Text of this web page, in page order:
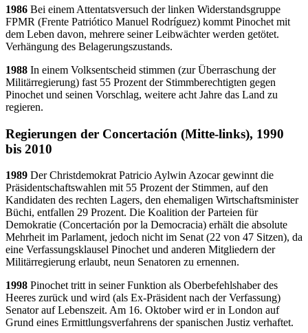
1986 Bei einem Attentatsversuch der linken Widerstandsgruppe
FPMR (Frente Patriótico Manuel Rodríguez) kommt Pinochet mit
dem Leben davon, mehrere seiner Leibwächter werden getötet.
Verhängung des Belagerungszustands.
1988 In einem Volksentscheid stimmen (zur Überraschung der
Militärregierung) fast 55 Prozent der Stimmberechtigten gegen
Pinochet und seinen Vorschlag, weitere acht Jahre das Land zu
regieren.
Regierungen der Concertación (Mitte-links), 1990
bis 2010
1989 Der Christdemokrat Patricio Aylwin Azocar gewinnt die
Präsidentschaftswahlen mit 55 Prozent der Stimmen, auf den
Kandidaten des rechten Lagers, den ehemaligen Wirtschaftsminister
Büchi, entfallen 29 Prozent. Die Koalition der Parteien für
Demokratie (Concertación por la Democracia) erhält die absolute
Mehrheit im Parlament, jedoch nicht im Senat (22 von 47 Sitzen), da
eine Verfassungsklausel Pinochet und anderen Mitgliedern der
Militärregierung erlaubt, neun Senatoren zu ernennen.
1998 Pinochet tritt in seiner Funktion als Oberbefehlshaber des
Heeres zurück und wird (als Ex-Präsident nach der Verfassung)
Senator auf Lebenszeit. Am 16. Oktober wird er in London auf
Grund eines Ermittlungsverfahrens der spanischen Justiz verhaftet.